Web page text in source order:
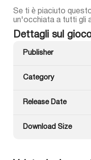
Se ti è piaciuto
un'occhiata a tutti gli
Dettagli sul
Publisher
Category
Release Date
Download Size